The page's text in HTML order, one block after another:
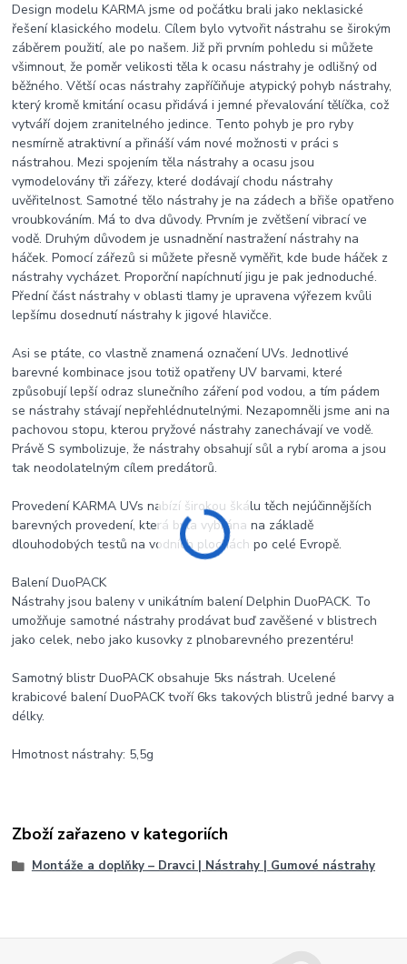
Design modelu KARMA jsme od počátku brali jako neklasické
řešení klasického modelu. Cílem bylo vytvořit nástrahu se širokým
záběrem použití, ale po našem. Již při prvním pohledu si můžete
všimnout, že poměr velikosti těla k ocasu nástrahy je odlišný od
běžného. Větší ocas nástrahy zapříčiňuje atypický pohyb nástrahy,
který kromě kmitání ocasu přidává i jemné převalování tělíčka, což
vytváří dojem zranitelného jedince. Tento pohyb je pro ryby
nesmírně atraktivní a přináší vám nové možnosti v práci s
nástrahou. Mezi spojením těla nástrahy a ocasu jsou
vymodelovány tři zářezy, které dodávají chodu nástrahy
uvěřitelnost. Samotné tělo nástrahy je na zádech a břiše opatřeno
vroubkováním. Má to dva důvody. Prvním je zvětšení vibrací ve
vodě. Druhým důvodem je usnadnění nastražení nástrahy na
háček. Pomocí zářezů si můžete přesně vyměřit, kde bude háček z
nástrahy vycházet. Proporční napíchnutí jigu je pak jednoduché.
Přední část nástrahy v oblasti tlamy je upravena výřezem kvůli
lepšímu dosednutí nástrahy k jigové hlavičce.
Asi se ptáte, co vlastně znamená označení UVs. Jednotlivé
barevné kombinace jsou totiž opatřeny UV barvami, které
způsobují lepší odraz slunečního záření pod vodou, a tím pádem
se nástrahy stávají nepřehlédnutelnými. Nezapomněli jsme ani na
pachovou stopu, kterou pryžové nástrahy zanechávají ve vodě.
Právě S symbolizuje, že nástrahy obsahují sůl a rybí aroma a jsou
tak neodolatelným cílem predátorů.
Provedení KARMA UVs nabízí širokou škálu těch nejúčinnějších
barevných provedení, která byla vybrána na základě
dlouhodobých testů na vodních plochách po celé Evropě.
Balení DuoPACK
Nástrahy jsou baleny v unikátním balení Delphin DuoPACK. To
umožňuje samotné nástrahy prodávat buď zavěšené v blistrech
jako celek, nebo jako kusovky z plnobarevného prezentéru!
Samotný blistr DuoPACK obsahuje 5ks nástrah. Ucelené
krabicové balení DuoPACK tvoří 6ks takových blistrů jedné barvy a
délky.
Hmotnost nástrahy: 5,5g
Zboží zařazeno v kategoriích
Montáže a doplňky – Dravci | Nástrahy | Gumové nástrahy